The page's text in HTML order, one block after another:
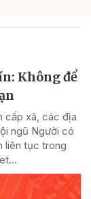
Không để
cấp xã, các địa
ngũ Người có
liên tục trong